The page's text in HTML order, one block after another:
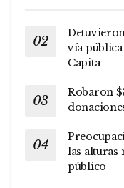
vía
Capita
Robaron
las alturas
público